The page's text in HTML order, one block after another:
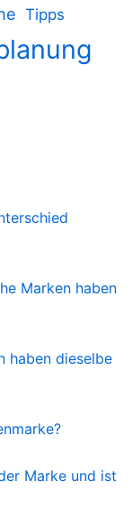
Tipps
Marken haben
haben dieselbe
Marke und ist